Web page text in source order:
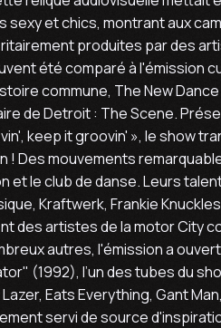
sexy et chics, montrant aux
produites par des
été comparé à l'émission
commune, The New
de Detroit : The Scene.
keep it groovin' », le show
! Des mouvements
et le club de danse. Leurs
Kraftwerk, Frankie
des artistes de la motor City
autres, l'émission a
(1992), l’un des tubes du
Eats Everything, Gant
servi de source